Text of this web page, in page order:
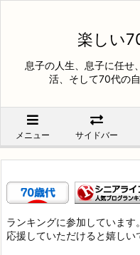
楽しい
息子の人生、息子に任せ
活、そして70代の
メニュー サイドバー
ランキングに参加しています。
応援していただけると嬉しい